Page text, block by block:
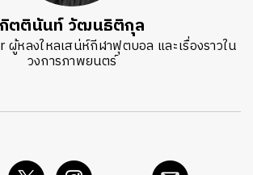
กิตตินันท์ วัฒนธิติกุล
หลงใหลเสน่ห์กีฬาฟุตบอล และเรื่องราวใน
วงการภาพยนตร์